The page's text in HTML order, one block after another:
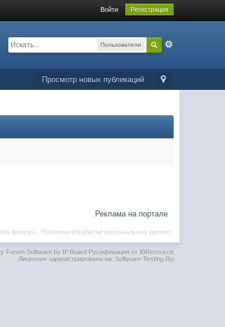
Войти Регистрация
Пользователи
Просмотр новых публикаций
Реклама на портале
Политика обработки персональных данных
форума ·
Forum Software by IP.BoardРусификация от IBResource
Лицензия зарегистрирована на: Software-Testing.Ru